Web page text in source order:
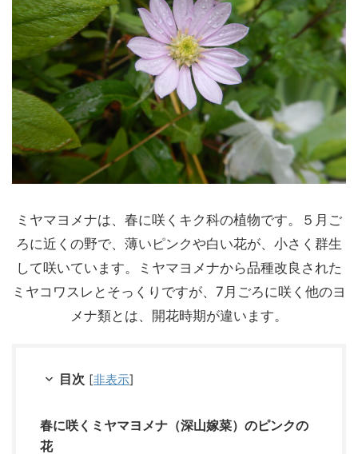
ミヤマヨメナは、春に咲くキク科の植物です。５月ご
ろに近くの野で、薄いピンクや白い花が、小さく群生
して咲いています。ミヤマヨメナから品種改良された
ミヤコワスレとそっくりですが、7月ごろに咲く他のヨ
メナ類とは、開花時期が違います。
目次 [非表示]
春に咲くミヤマヨメナ（深山嫁菜）のピンクの
花